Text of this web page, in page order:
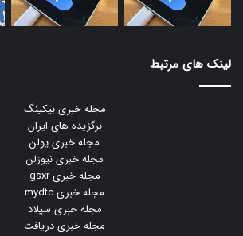
لینک های مرتبط
مجله خبری بیکینگ
برگزیده های ایران
مجله خبری یولن
مجله خبری نیوزلن
مجله خبری gsxr
مجله خبری mydtc
مجله خبری سیلاد
مجله خبری دریافت